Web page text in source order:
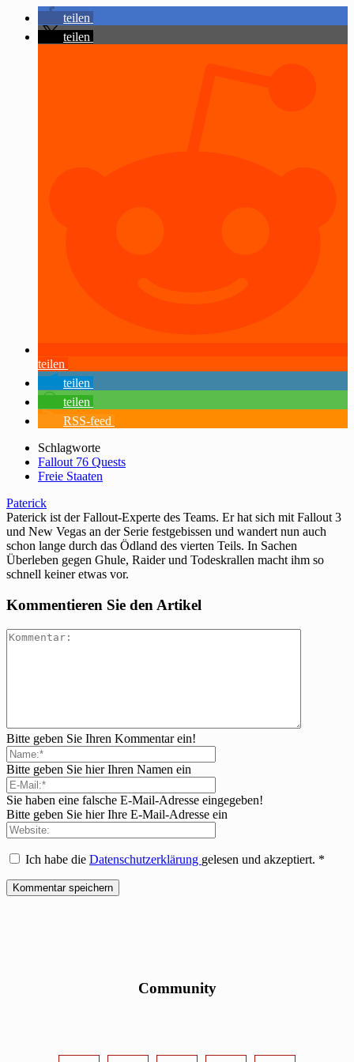
teilen
teilen
teilen
teilen
teilen
RSS-feed
Schlagworte
Fallout 76 Quests
Freie Staaten
Paterick
Paterick ist der Fallout-Experte des Teams. Er hat sich mit Fallout 3
und New Vegas an der Serie festgebissen und wandert nun auch
schon lange durch das Ödland des vierten Teils. In Sachen
Überleben gegen Ghule, Raider und Todeskrallen macht ihm so
schnell keiner etwas vor.
Kommentieren Sie den Artikel
Bitte geben Sie Ihren Kommentar ein!
Bitte geben Sie hier Ihren Namen ein
Sie haben eine falsche E-Mail-Adresse eingegeben!
Bitte geben Sie hier Ihre E-Mail-Adresse ein
Ich habe die Datenschutzerklärung gelesen und akzeptiert. *
Community